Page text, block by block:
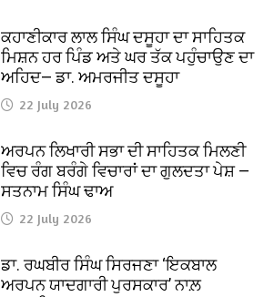
ਕਹਾਣੀਕਾਰ ਲਾਲ ਸਿੰਘ ਦਸੂਹਾ ਦਾ ਸਾਹਿਤਕ
ਮਿਸ਼ਨ ਹਰ ਪਿੰਡ ਅਤੇ ਘਰ ਤੱਕ ਪਹੁੰਚਾਉਣ ਦਾ
ਅਹਿਦ— ਡਾ. ਅਮਰਜੀਤ ਦਸੂਹਾ
22 July 2026
ਅਰਪਨ ਲਿਖਾਰੀ ਸਭਾ ਦੀ ਸਾਹਿਤਕ ਮਿਲਣੀ
ਵਿਚ ਰੰਗ ਬਰੰਗੇ ਵਿਚਾਰਾਂ ਦਾ ਗੁਲਦਤਾ ਪੇਸ਼ —
ਸਤਨਾਮ ਸਿੰਘ ਢਾਅ
22 July 2026
ਡਾ. ਰਘਬੀਰ ਸਿੰਘ ਸਿਰਜਣਾ ‘ਇਕਬਾਲ
ਅਰਪਨ ਯਾਦਗਾਰੀ ਪੁਰਸਕਾਰ’ ਨਾਲ਼